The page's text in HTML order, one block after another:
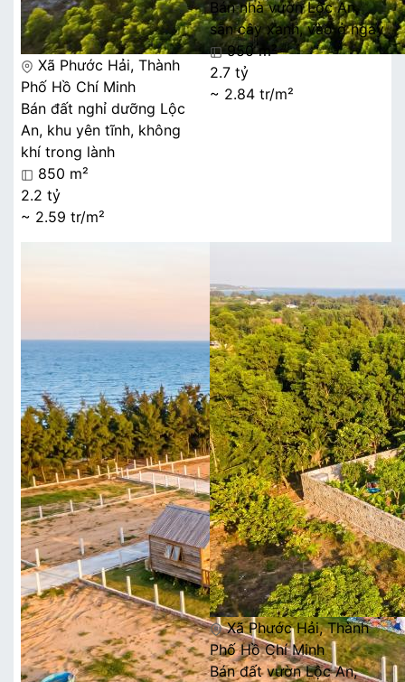
Xã Phước Hải, Thành
Phố Hồ Chí Minh
Bán đất nghỉ dưỡng Lộc
An, khu yên tĩnh, không
khí trong lành
850 m²
2.2 tỷ
~ 2.59 tr/m²
Bán nhà vườn Lộc An,
sẵn cây xanh, vào ở ngay
950 m²
2.7 tỷ
~ 2.84 tr/m²
Xã Phước Hải, Thành
Phố Hồ Chí Minh
Bán đất vườn Lộc An,